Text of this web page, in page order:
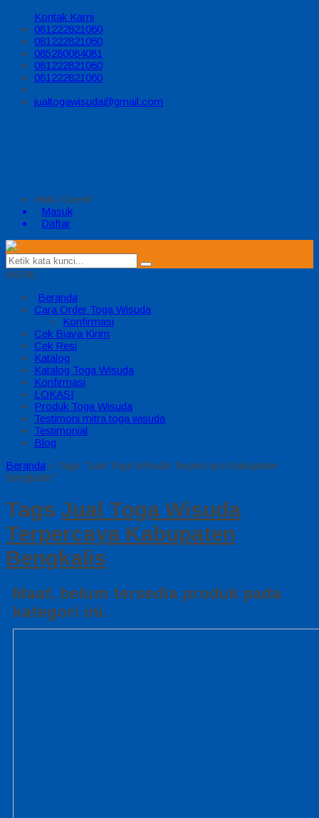
Kontak Kami
081222821060
081222821060
085280084081
081222821060
081222821060
jualtogawisuda@gmail.com
Halo, Guest!
Masuk
Daftar
MENU
Beranda
Cara Order Toga Wisuda
Konfirmasi
Cek Biaya Kirim
Cek Resi
Katalog
Katalog Toga Wisuda
Konfirmasi
LOKASI
Produk Toga Wisuda
Testimoni mitra toga wisuda
Testimonial
Blog
Beranda » Tags "Jual Toga Wisuda Terpercaya Kabupaten
Bengkalis"
Tags Jual Toga Wisuda
Terpercaya Kabupaten
Bengkalis
Maaf, belum tersedia produk pada
kategori ini.